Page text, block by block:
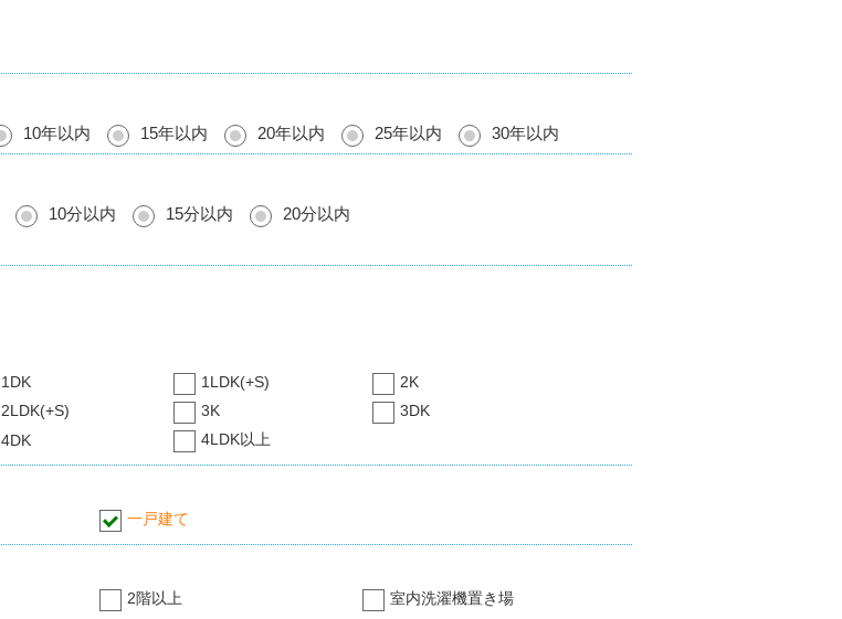
10年以内 15年以内 20年以内 25年以内 30年以内
10分以内 15分以内 20分以内
1DK 1LDK(+S)
2K
2LDK(+S) 3K
3DK
4DK 4LDK以上
一戸建て
2階以上
室内洗濯機置き場